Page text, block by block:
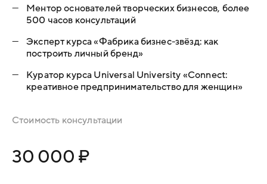
—
Ментор основателей творческих бизнесов, более
500 часов консультаций
—
Эксперт курса «Фабрика бизнес-звёзд: как
построить личный бренд»
—
Куратор курса Universal University «Connect:
креативное предпринимательство для женщин»
Стоимость консультации
30 000 ₽